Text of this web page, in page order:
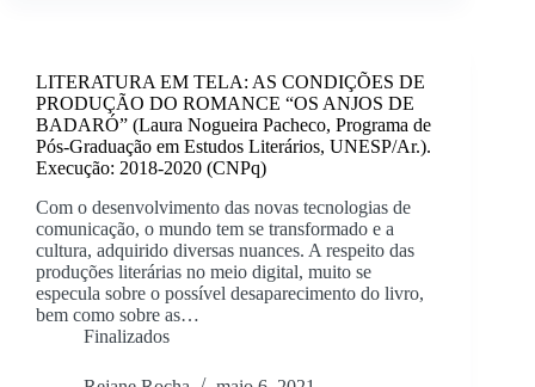
LITERATURA EM TELA: AS CONDIÇÕES DE
PRODUÇÃO DO ROMANCE “OS ANJOS DE
BADARÓ” (Laura Nogueira Pacheco, Programa de
Pós-Graduação em Estudos Literários, UNESP/Ar.).
Execução: 2018-2020 (CNPq)
Com o desenvolvimento das novas tecnologias de
comunicação, o mundo tem se transformado e a
cultura, adquirido diversas nuances. A respeito das
produções literárias no meio digital, muito se
especula sobre o possível desaparecimento do livro,
bem como sobre as…
Finalizados